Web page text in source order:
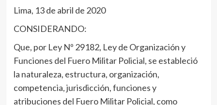
Lima, 13 de abril de 2020
CONSIDERANDO:
Que, por Ley Nº 29182, Ley de Organización y
Funciones del Fuero Militar Policial, se estableció
la naturaleza, estructura, organización,
competencia, jurisdicción, funciones y
atribuciones del Fuero Militar Policial, como